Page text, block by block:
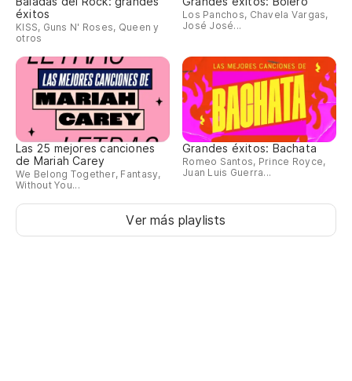
éxitos
KISS, Guns N' Roses, Queen y
otros
Los Panchos, Chavela Vargas,
José José...
Las 25 mejores canciones
de Mariah Carey
We Belong Together, Fantasy,
Without You...
Grandes éxitos: Bachata
Romeo Santos, Prince Royce,
Juan Luis Guerra...
Ver más playlists